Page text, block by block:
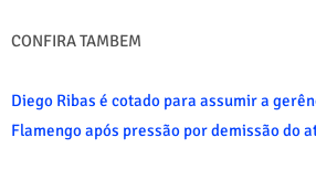
CONFIRA TAMBEM
Diego Ribas é cotado para assumir a
Flamengo após pressão por demissão do